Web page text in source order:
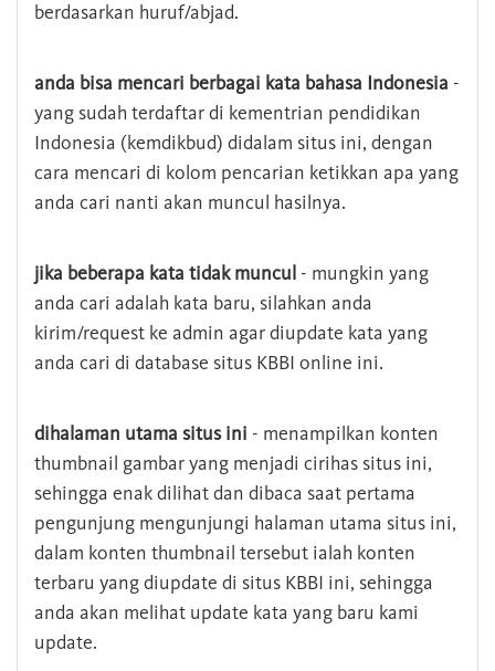
berdasarkan huruf/abjad.
anda bisa mencari berbagai kata bahasa Indonesia -
yang sudah terdaftar di kementrian pendidikan
Indonesia (kemdikbud) didalam situs ini, dengan
cara mencari di kolom pencarian ketikkan apa yang
anda cari nanti akan muncul hasilnya.
jika beberapa kata tidak muncul - mungkin yang
anda cari adalah kata baru, silahkan anda
kirim/request ke admin agar diupdate kata yang
anda cari di database situs KBBI online ini.
dihalaman utama situs ini - menampilkan konten
thumbnail gambar yang menjadi cirihas situs ini,
sehingga enak dilihat dan dibaca saat pertama
pengunjung mengunjungi halaman utama situs ini,
dalam konten thumbnail tersebut ialah konten
terbaru yang diupdate di situs KBBI ini, sehingga
anda akan melihat update kata yang baru kami
update.